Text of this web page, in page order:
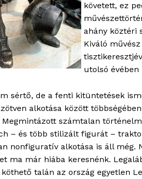
követett, ez
ahány köztéri
Kiváló
utolsó évében
sértő, de a fenti kitüntetések
alkotása között
Megmintázott számtalan
– és több stilizált figurát –
nonfiguratív alkotása is áll még.
ma már hiába keresnénk.
köthető talán az ország egyetlen